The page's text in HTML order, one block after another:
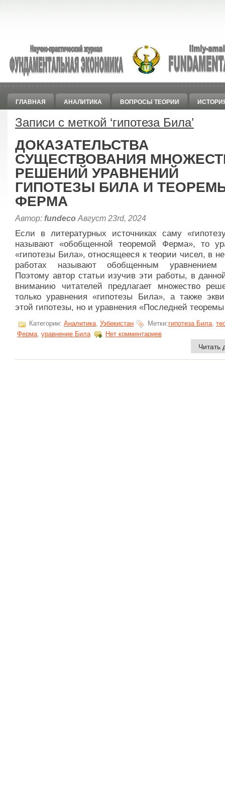
ГЛАВНАЯ АНАЛИТИКА ВОПРОСЫ ТЕОРИИ
Записи с меткой ‘гипотеза Била’
ДОКАЗАТЕЛЬСТВА
СУЩЕСТВОВАНИЯ
РЕШЕНИЙ УРАВНЕНИЙ
ГИПОТЕЗЫ БИЛА И
ФЕРМА
Автор: fundeco Август 23rd, 2024
Если в литературных источниках саму
называют «обобщенной теоремой Ферма», то
«гипотезы Била», относящееся к теории чисел, в
работах называют обобщенным уравнением
Поэтому автор статьи изучив эти работы, в
вниманию читателей предлагает множество
только уравнения «гипотезы Била», а также
этой гипотезы, но и уравнения «Последней
Категории: Аналитика, Узбекистан Метки:гипотеза Била,
Ферма, уравнение Била Нет комментариев
Читать